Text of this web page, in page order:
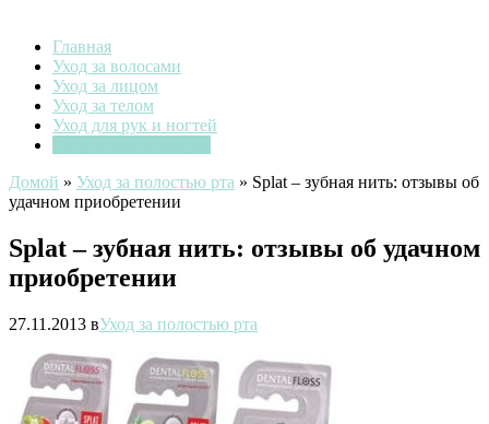
Главная
Уход за волосами
Уход за лицом
Уход за телом
Уход для рук и ногтей
Домой » Уход за полостью рта » Splat – зубная нить: отзывы об
удачном приобретении
Splat – зубная нить: отзывы об удачном
приобретении
27.11.2013 вУход за полостью рта